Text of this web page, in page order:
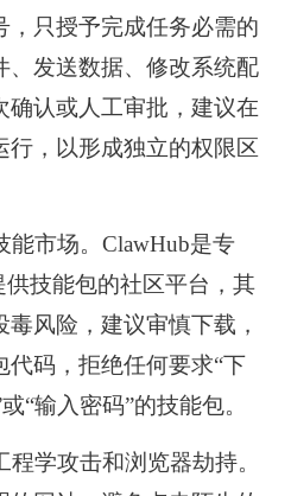
，只授予完成任务必需的
、发送数据、修改系统配
确认或人工审批，建议在
，以形成独立的权限区
能市场。ClawHub是专
供技能包的社区平台，其
风险，建议审慎下载，
代码，拒绝任何要求“下
“输入密码”的技能包。
程学攻击和浏览器劫持。